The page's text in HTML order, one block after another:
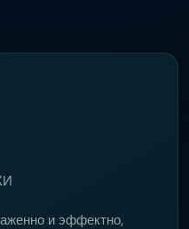
и эффектно,